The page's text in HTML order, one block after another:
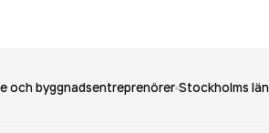
och byggnadsentreprenörer Stockholms län